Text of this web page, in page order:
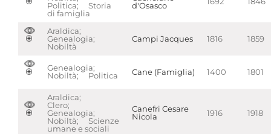
Politica; Storia
di famiglia
d'Osasco
Araldica;
Genealogia;
Nobiltà
Campi Jacques 1816 1859
Genealogia;
Nobiltà; Politica
Cane (Famiglia) 1400 1801
Araldica;
Clero;
Genealogia;
Nobiltà; Scienze
umane e sociali
Canefri Cesare
Nicola
1916 1918